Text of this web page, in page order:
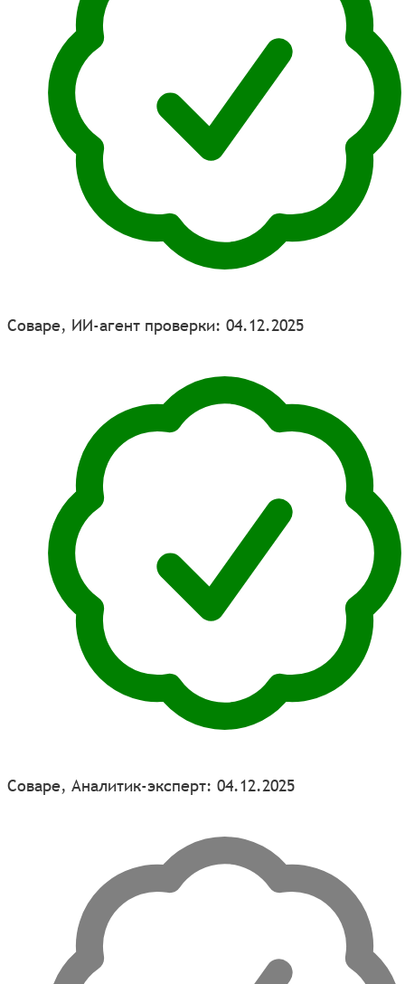
Соваре, ИИ-агент проверки: 04.12.2025
Соваре, Аналитик-эксперт: 04.12.2025